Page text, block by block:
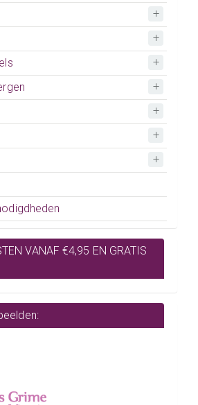
VANAF €4,95 EN GRATIS